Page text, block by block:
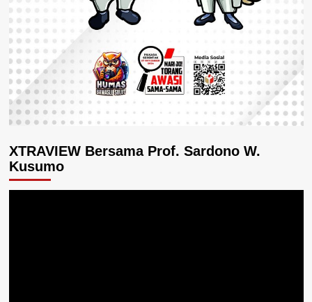
XTRAVIEW Bersama Prof. Sardono W.
Kusumo